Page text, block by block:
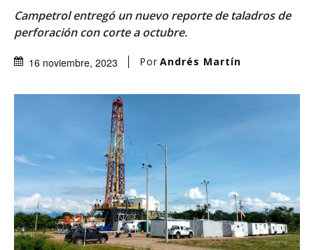
Campetrol entregó un nuevo reporte de taladros de
perforación con corte a octubre.
16 noviembre, 2023 Por Andrés Martín